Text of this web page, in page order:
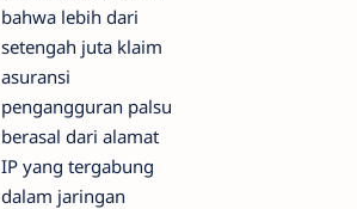
bahwa lebih dari
setengah juta klaim
asuransi
pengangguran palsu
berasal dari alamat
IP yang tergabung
dalam jaringan